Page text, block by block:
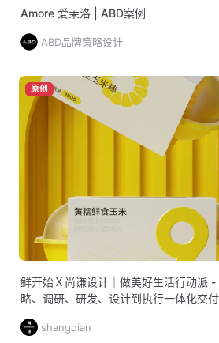
Amore 爱茉洛 | ABD案例
ABD品牌策略设计
原创
鲜开始Ｘ尚谦设计｜做美好生活行动派 -
略、调研、研发、设计到执行一体化交
shangqian